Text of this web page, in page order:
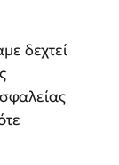
δεχτεί